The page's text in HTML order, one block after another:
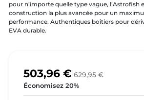
pour n’importe quelle type vague, l’Astrofish
construction la plus avancée pour un
performance. Authentiques boîtiers pour
EVA durable.
503,96 € 629,95 €
Économisez 20%